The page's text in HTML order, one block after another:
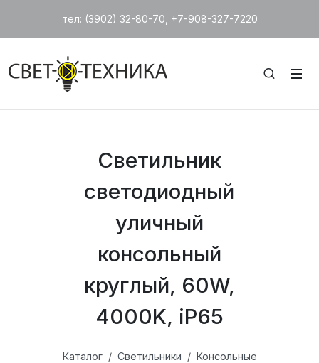
тел: (3902) 32-80-70, +7-908-327-7220
Светильник
светодиодный
уличный
консольный
круглый, 60W,
4000K, iP65
Каталог Светильники Консольные